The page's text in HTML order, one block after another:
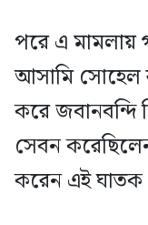
পরে এ মামলায়
আসামি সোহেল
করে জবানবন্দি
সেবন
করেন এই